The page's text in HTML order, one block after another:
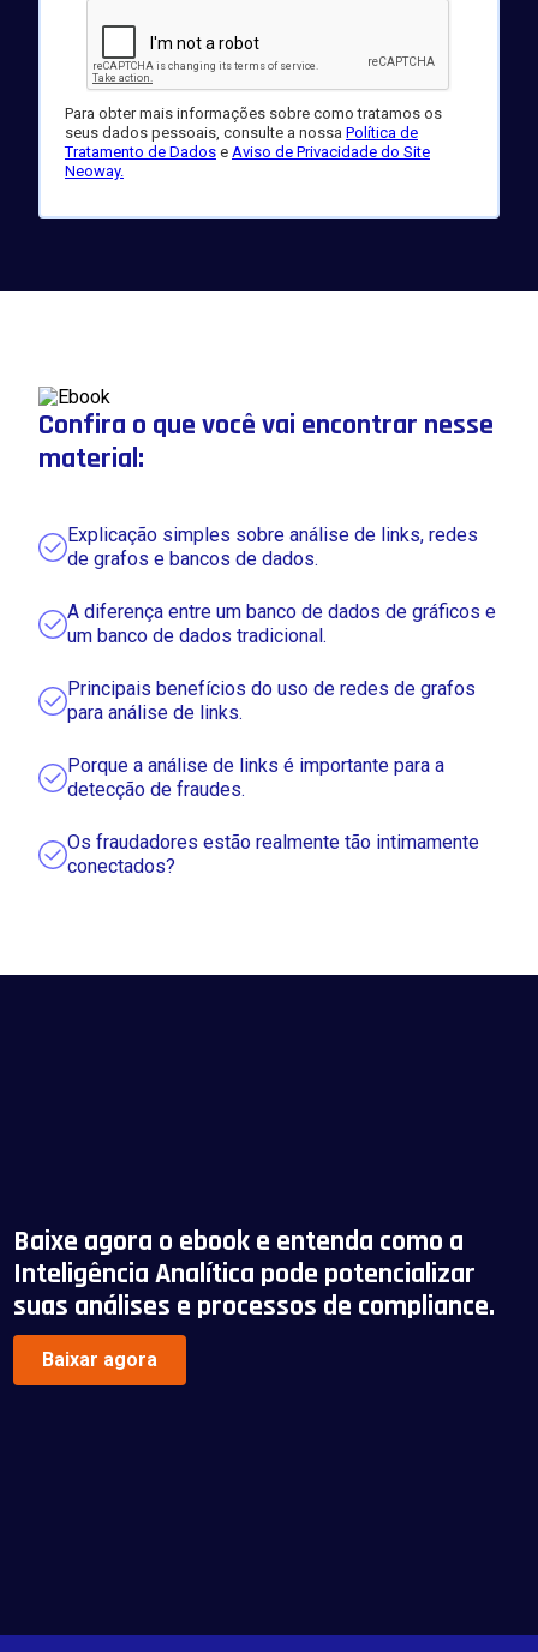
Para obter mais informações sobre como tratamos os
seus dados pessoais, consulte a nossa Política de
Tratamento de Dadose Aviso de Privacidade do Site
Neoway.
Confira o que você vai encontrar nesse
material:
Explicação simples sobre análise de links, redes
de grafos e bancos de dados.
A diferença entre um banco de dados de gráficos e
um banco de dados tradicional.
Principais benefícios do uso de redes de grafos
para análise de links.
Porque a análise de links é importante para a
detecção de fraudes.
Os fraudadores estão realmente tão intimamente
conectados?
Baixe agora o ebook e entenda como a
Inteligência Analítica pode potencializar
suas análises e processos de compliance.
Baixar agora